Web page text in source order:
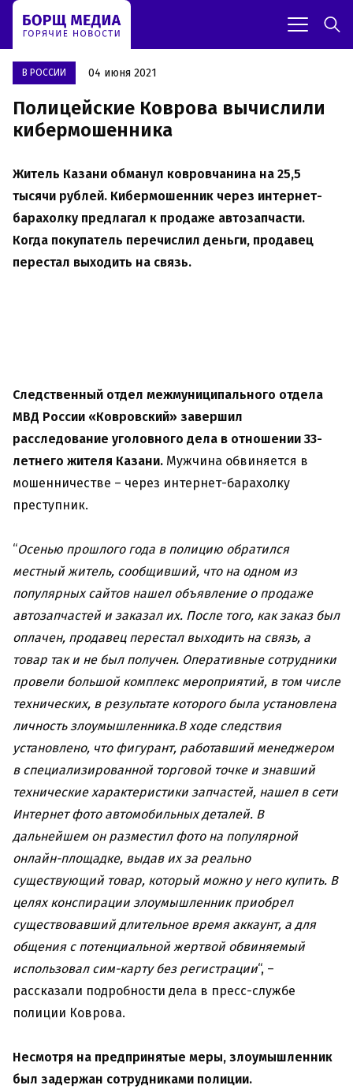
В РОССИИ 04 июня 2021
Полицейские Коврова вычислили
кибермошенника
Житель Казани обманул ковровчанина на 25,5
тысячи рублей. Кибермошенник через интернет-
барахолку предлагал к продаже автозапчасти.
Когда покупатель перечислил деньги, продавец
перестал выходить на связь.
Следственный отдел межмуниципального отдела
МВД России «Ковровский» завершил
расследование уголовного дела в отношении 33-
летнего жителя Казани. Мужчина обвиняется в
мошенничестве – через интернет-барахолку
преступник.
“Осенью прошлого года в полицию обратился
местный житель, сообщивший, что на одном из
популярных сайтов нашел объявление о продаже
автозапчастей и заказал их. После того, как заказ был
оплачен, продавец перестал выходить на связь, а
товар так и не был получен. Оперативные сотрудники
провели большой комплекс мероприятий, в том числе
технических, в результате которого была установлена
личность злоумышленника.В ходе следствия
установлено, что фигурант, работавший менеджером
в специализированной торговой точке и знавший
технические характеристики запчастей, нашел в сети
Интернет фото автомобильных деталей. В
дальнейшем он разместил фото на популярной
онлайн-площадке, выдав их за реально
существующий товар, который можно у него купить. В
целях конспирации злоумышленник приобрел
существовавший длительное время аккаунт, а для
общения с потенциальной жертвой обвиняемый
использовал сим-карту без регистрации“, –
рассказали подробности дела в пресс-службе
полиции Коврова.
Несмотря на предпринятые меры, злоумышленник
был задержан сотрудниками полиции.